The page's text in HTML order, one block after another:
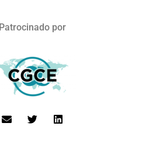
Patrocinado por